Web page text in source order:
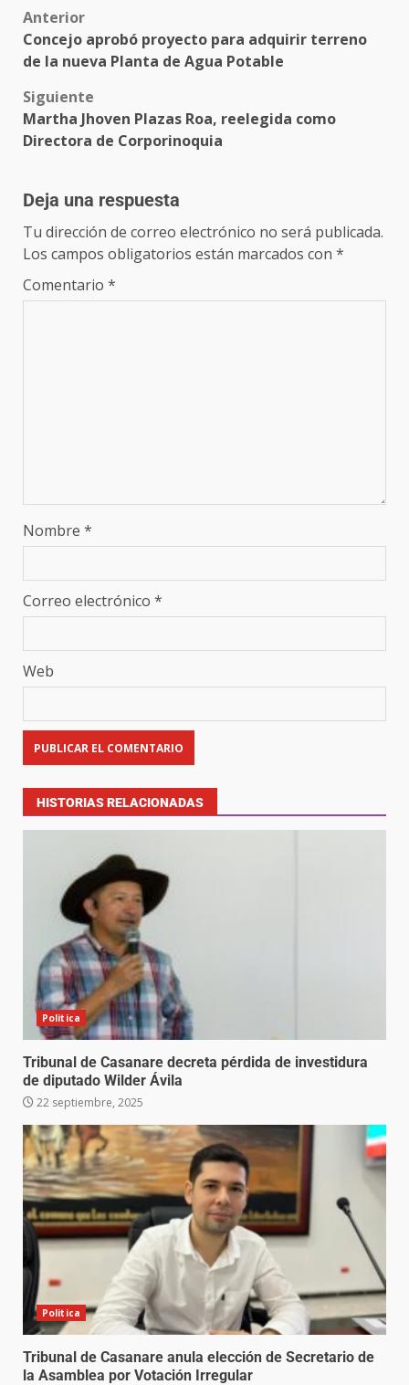
Anterior
Concejo aprobó proyecto para adquirir terreno
de la nueva Planta de Agua Potable
Siguiente
Martha Jhoven Plazas Roa, reelegida como
Directora de Corporinoquia
Deja una respuesta
Tu dirección de correo electrónico no será publicada.
Los campos obligatorios están marcados con *
Comentario *
Nombre *
Correo electrónico *
Web
HISTORIAS RELACIONADAS
Politica
Tribunal de Casanare decreta pérdida de investidura
de diputado Wilder Ávila
22 septiembre, 2025
Politica
Tribunal de Casanare anula elección de Secretario de
la Asamblea por Votación Irregular